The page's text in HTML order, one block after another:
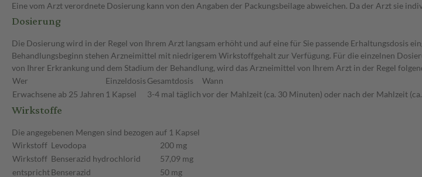
Eine vom Arzt verordnete Dosierung kann von den Angaben der Packungsbeilage abweichen. Da der Arzt sie
Dosierung
Die Dosierung wird in der Regel von Ihrem Arzt langsam erhöht und auf eine für Sie passende Erhaltungsdosis
Behandlungsbeginn stehen Arzneimittel mit niedrigerem Wirkstoffgehalt zur Verfügung. Für die einzelnen
von Ihrer Erkrankung und dem Stadium der Behandlung, wird das Arzneimittel von Ihrem Arzt in der Regel
Wer
Einzeldosis Gesamtdosis
Wann
Erwachsene ab 25 Jahren 1 Kapsel 3-4 mal täglichvor der Mahlzeit (ca. 30 Minuten) oder nach der Mahlzeit
Wirkstoffe
Die angegebenen Mengen sind bezogen auf 1 Kapsel
Wirkstoff Levodopa
200 mg
Wirkstoff Benserazid hydrochlorid
57,09 mg
entsprichtBenserazid
50 mg